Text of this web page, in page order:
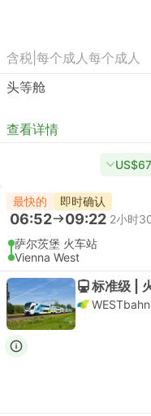
含税 每个成人每个成人
头等舱
查看详情
最快的 即时确认
06:52 09:22 2小时
萨尔茨堡 火车站
Vienna West
标准级 |
WESTbahn